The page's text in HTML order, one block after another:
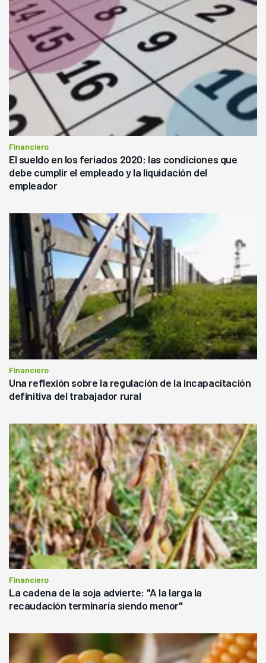
Financiero
El sueldo en los feriados 2020: las condiciones que
debe cumplir el empleado y la liquidación del
empleador
Financiero
Una reflexión sobre la regulación de la incapacitación
definitiva del trabajador rural
Financiero
La cadena de la soja advierte: "A la larga la
recaudación terminaría siendo menor"